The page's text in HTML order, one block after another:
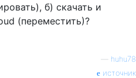
б) скачать и
(переместить)?
huhu78
источник